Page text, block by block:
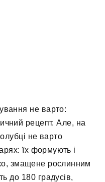
не варто:
рецепт. Але, на
не варто
їх формують і
змащене рослинним
до 180 градусів,